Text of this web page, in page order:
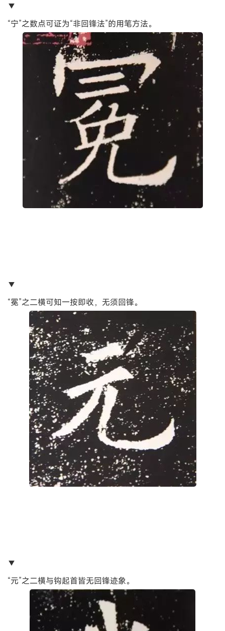
▼
“宁”之数点可证为“非回锋法”的用笔方法。
▼
“冕”之二横可知一按即收，无须回锋。
▼
“元”之二横与钩起首皆无回锋迹象。